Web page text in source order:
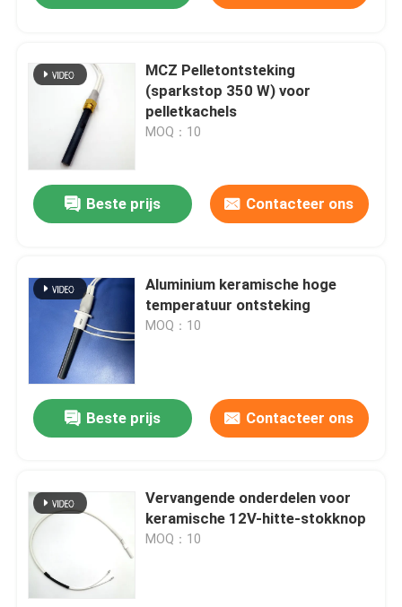
MCZ Pelletontsteking
(sparkstop 350 W) voor
pelletkachels
MOQ：10
Beste prijs Contacteer ons
Aluminium keramische hoge
temperatuur ontsteking
MOQ：10
Beste prijs Contacteer ons
Vervangende onderdelen voor
keramische 12V-hitte-stokknop
MOQ：10